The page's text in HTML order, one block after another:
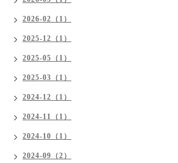
2026-02（1）
2025-12（1）
2025-05（1）
2025-03（1）
2024-12（1）
2024-11（1）
2024-10（1）
2024-09（2）